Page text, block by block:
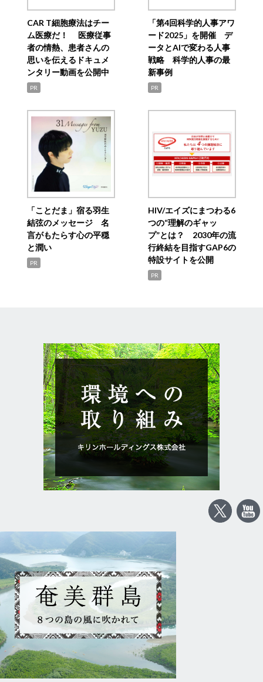
CAR T細胞療法はチー
ム医療だ！ 医療従事
者の情熱、患者さんの
思いを伝えるドキュメ
ンタリー動画を公開中
PR
「第4回科学的人事アワ
ード2025」を開催 デ
ータとAIで変わる人事
戦略 科学的人事の最
新事例
PR
「ことだま」宿る羽生
結弦のメッセージ 名
言がもたらす心の平穏
と潤い
PR
HIV/エイズにまつわる6
つの“理解のギャッ
プ”とは？ 2030年の流
行終結を目指すGAP6の
特設サイトを公開
PR